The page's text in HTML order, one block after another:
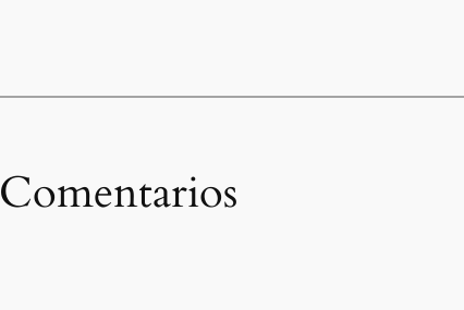
Comentarios